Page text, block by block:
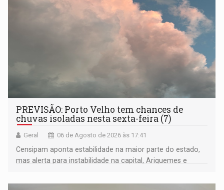
PREVISÃO: Porto Velho tem chances de
chuvas isoladas nesta sexta-feira (7)
Geral 06 de Agosto de 2026 às 17:41
Censipam aponta estabilidade na maior parte do estado,
mas alerta para instabilidade na capital, Ariquemes e